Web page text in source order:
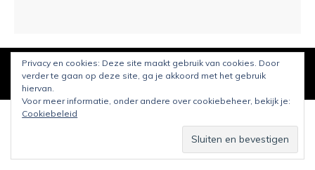
© CopyrightSarah and Beauty2021. Mogelijk gemaakt door
WordPress.Ontworpen door Bluchic
Privacy en cookies: Deze site maakt gebruik van cookies. Door
verder te gaan op deze site, ga je akkoord met het gebruik
hiervan.
Voor meer informatie, onder andere over cookiebeheer, bekijk je:
Cookiebeleid